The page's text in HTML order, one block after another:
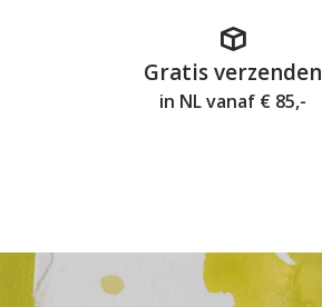
Gratis verzenden
in NL vanaf € 85,-